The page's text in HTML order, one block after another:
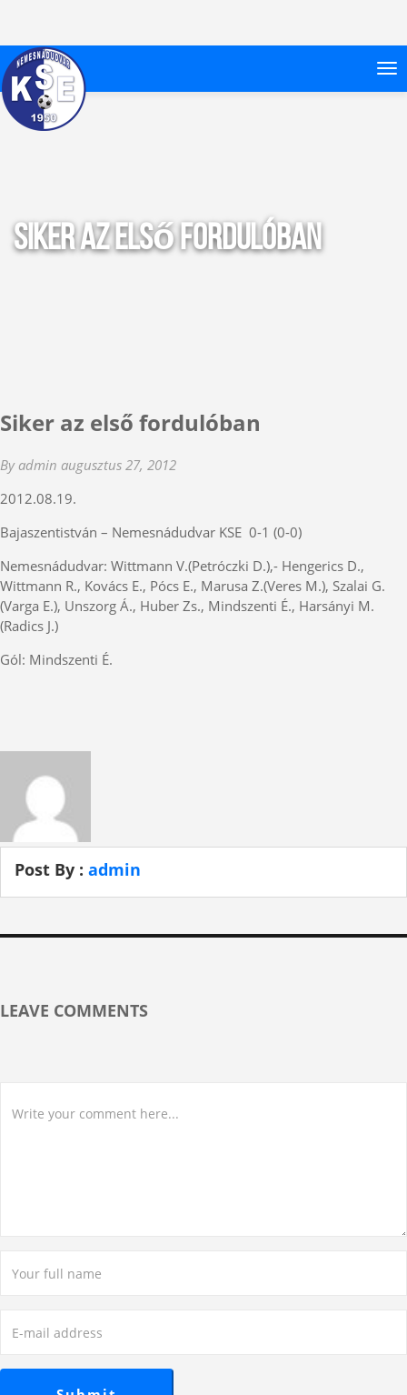
Siker az első fordulóban
Siker az első fordulóban
By admin augusztus 27, 2012
2012.08.19.
Bajaszentistván – Nemesnádudvar KSE 0-1 (0-0)
Nemesnádudvar: Wittmann V.(Petróczki D.),- Hengerics D.,
Wittmann R., Kovács E., Pócs E., Marusa Z.(Veres M.), Szalai G.
(Varga E.), Unszorg Á., Huber Zs., Mindszenti É., Harsányi M.
(Radics J.)
Gól: Mindszenti É.
Post By : admin
LEAVE COMMENTS